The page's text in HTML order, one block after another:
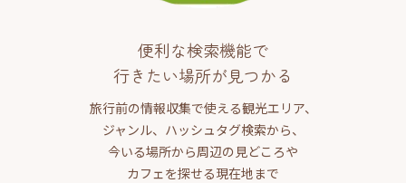
便利な検索機能で
行きたい場所が見つかる
旅行前の情報収集で使える観光エリア、
ジャンル、ハッシュタグ検索から、
今いる場所から周辺の見どころや
カフェを探せる現在地まで